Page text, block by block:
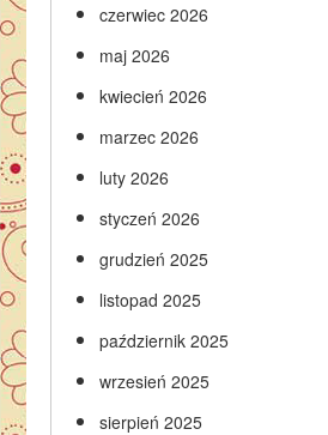
czerwiec 2026
maj 2026
kwiecień 2026
marzec 2026
luty 2026
styczeń 2026
grudzień 2025
listopad 2025
październik 2025
wrzesień 2025
sierpień 2025